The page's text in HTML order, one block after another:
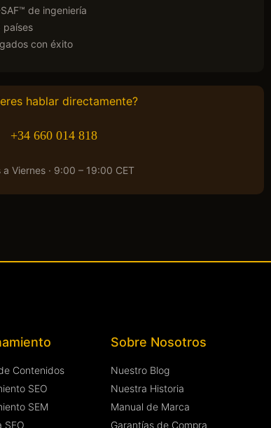
de ingeniería
países
con éxito
hablar directamente?
+34 660 014 818
a Viernes · 9:00 – 19:00 CET
Contenidos
SEO
SEM
SEO
Sobre Nosotros
Nuestro Blog
Nuestra Historia
Manual de Marca
Garantías de Compra